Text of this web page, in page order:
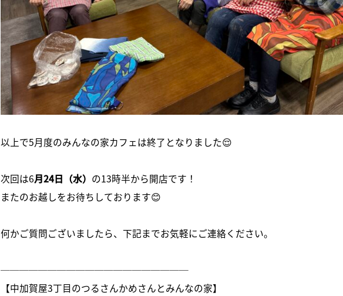
以上で5月度のみんなの家カフェは終了となりました😌
次回は6月24日（水） の13時半から開店です！
またのお越しをお待ちしております😊
何かご質問ございましたら、下記までお気軽にご連絡ください。
────────────────────
【中加賀屋3丁目のつるさんかめさんとみんなの家】